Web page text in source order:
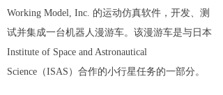
Working Model, Inc. 的运动仿真软件，开发、测
试并集成一台机器人漫游车。该漫游车是与日本
Institute of Space and Astronautical
Science（ISAS）合作的小行星任务的一部分。